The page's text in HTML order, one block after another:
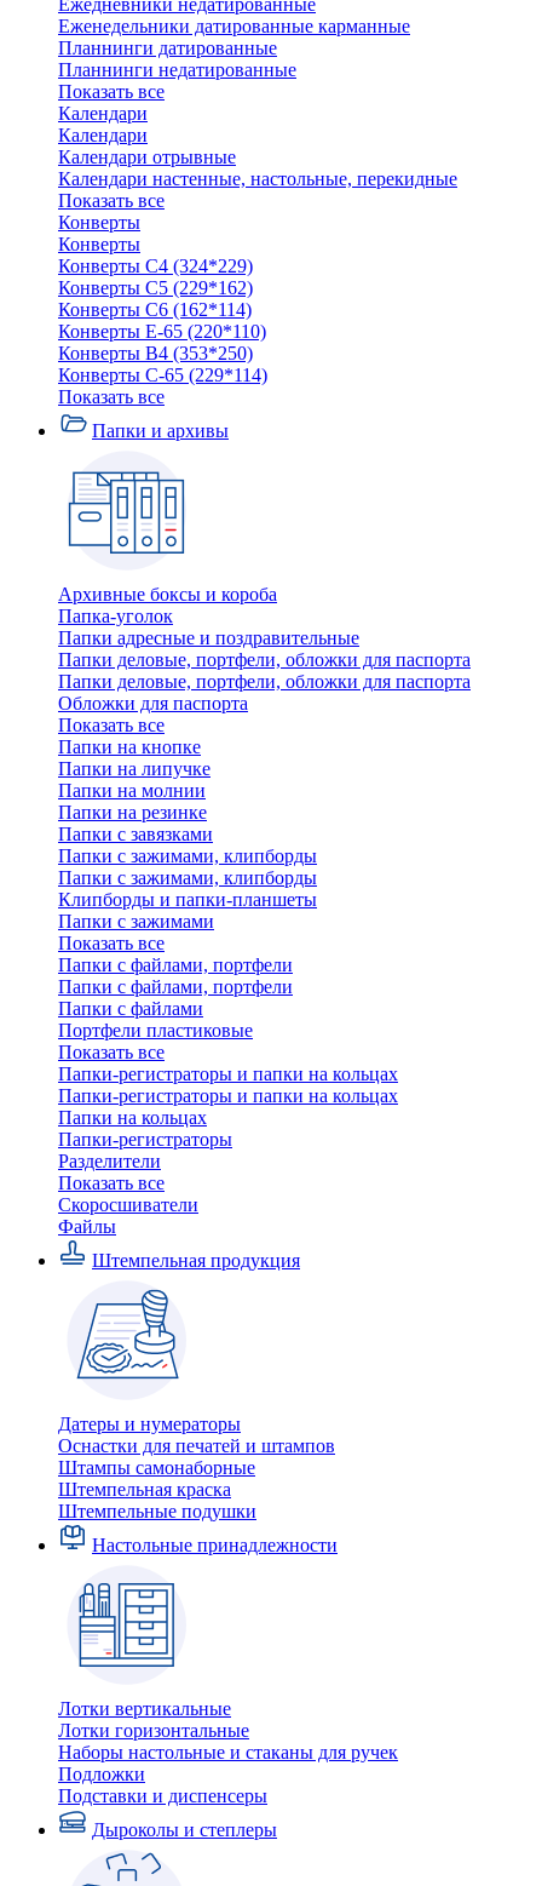
Ежедневники недатированные
Еженедельники датированные карманные
Планнинги датированные
Планнинги недатированные
Показать все
Календари
Календари
Календари отрывные
Календари настенные, настольные, перекидные
Показать все
Конверты
Конверты
Конверты C4 (324*229)
Конверты C5 (229*162)
Конверты C6 (162*114)
Конверты E-65 (220*110)
Конверты В4 (353*250)
Конверты С-65 (229*114)
Показать все
Папки и архивы
Архивные боксы и короба
Папка-уголок
Папки адресные и поздравительные
Папки деловые, портфели, обложки для паспорта
Папки деловые, портфели, обложки для паспорта
Обложки для паспорта
Показать все
Папки на кнопке
Папки на липучке
Папки на молнии
Папки на резинке
Папки с завязками
Папки с зажимами, клипборды
Папки с зажимами, клипборды
Клипборды и папки-планшеты
Папки с зажимами
Показать все
Папки с файлами, портфели
Папки с файлами, портфели
Папки с файлами
Портфели пластиковые
Показать все
Папки-регистраторы и папки на кольцах
Папки-регистраторы и папки на кольцах
Папки на кольцах
Папки-регистраторы
Разделители
Показать все
Скоросшиватели
Файлы
Штемпельная продукция
Датеры и нумераторы
Оснастки для печатей и штампов
Штампы самонаборные
Штемпельная краска
Штемпельные подушки
Настольные принадлежности
Лотки вертикальные
Лотки горизонтальные
Наборы настольные и стаканы для ручек
Подложки
Подставки и диспенсеры
Дыроколы и степлеры